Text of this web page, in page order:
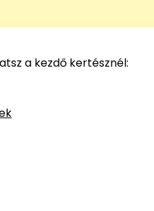
a kezdő kertésznél: